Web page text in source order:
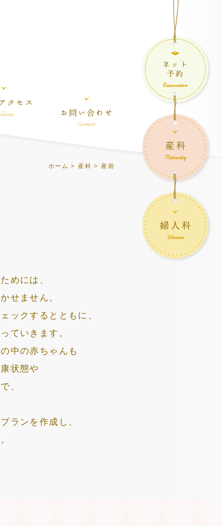
ホーム > 産科 > 産前
めには、
せません。
ックするとともに、
ていきます。
中の赤ちゃんも
状態や
、
ランを作成し、